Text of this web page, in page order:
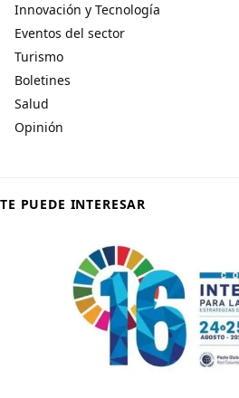
Innovación y Tecnología
Eventos del sector
Turismo
Boletines
Salud
Opinión
TE PUEDE INTERESAR